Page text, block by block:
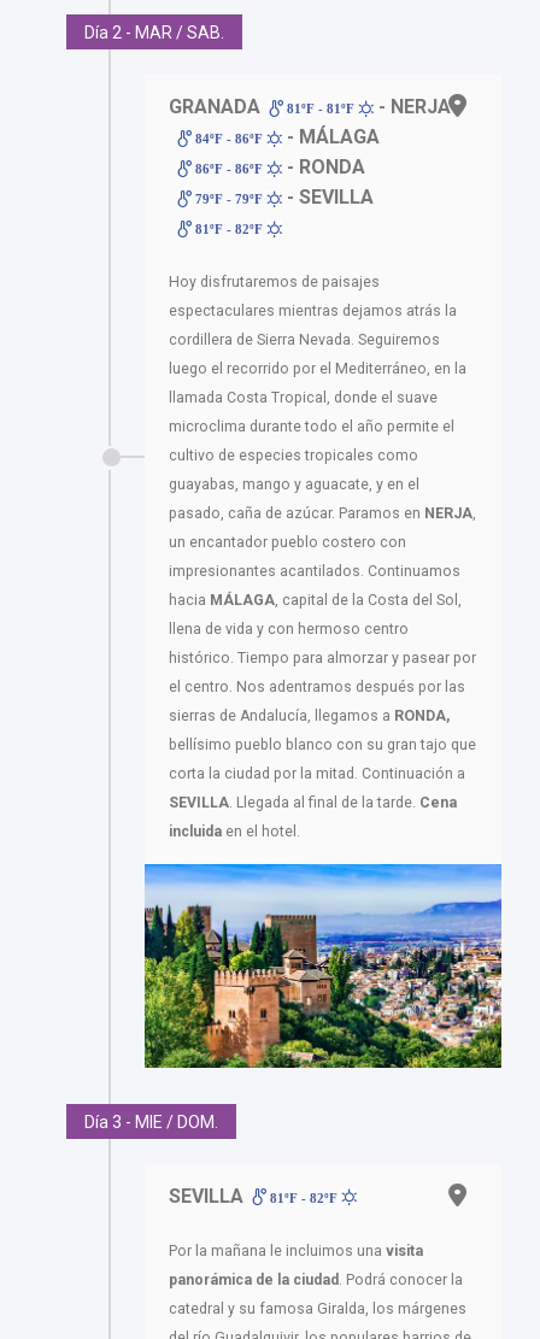
Día 2 - MAR / SAB.
GRANADA 81ºF - 81ºF - NERJA
84ºF - 86ºF - MÁLAGA
86ºF - 86ºF - RONDA
79ºF - 79ºF - SEVILLA
81ºF - 82ºF
Hoy disfrutaremos de paisajes
espectaculares mientras dejamos atrás la
cordillera de Sierra Nevada. Seguiremos
luego el recorrido por el Mediterráneo, en la
llamada Costa Tropical, donde el suave
microclima durante todo el año permite el
cultivo de especies tropicales como
guayabas, mango y aguacate, y en el
pasado, caña de azúcar. Paramos en NERJA,
un encantador pueblo costero con
impresionantes acantilados. Continuamos
hacia MÁLAGA, capital de la Costa del Sol,
llena de vida y con hermoso centro
histórico. Tiempo para almorzar y pasear por
el centro. Nos adentramos después por las
sierras de Andalucía, llegamos a RONDA,
bellísimo pueblo blanco con su gran tajo que
corta la ciudad por la mitad. Continuación a
SEVILLA. Llegada al final de la tarde. Cena
incluida en el hotel.
Día 3 - MIE / DOM.
SEVILLA 81ºF - 82ºF
Por la mañana le incluimos una visita
panorámica de la ciudad
. Podrá conocer la
catedral y su famosa Giralda, los márgenes